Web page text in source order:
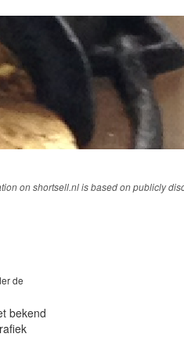
on shortsell.nl is based on publicly
de
bekend